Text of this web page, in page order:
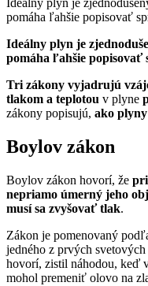
Ideálny plyn je
pomáha ľahšie popisovať
Ideálny plyn je
pomáha ľahšie popisovať
Tri zákony vyjadrujú
tlakom a teplotou v plyne
zákony popisujú, ako
Boylov zákon
Boylov zákon hovorí, že
nepriamo úmerný jeho
musí sa zvyšovať tlak.
Zákon je pomenovaný
jedného z prvých
hovorí, zistil náhodou, keď
mohol premeniť olovo na